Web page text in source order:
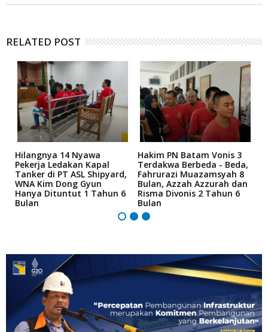
RELATED POST
Hilangnya 14 Nyawa
Pekerja Ledakan Kapal
Tanker di PT ASL Shipyard,
WNA Kim Dong Gyun
Hanya Dituntut 1 Tahun 6
Bulan
Hakim PN Batam Vonis 3
Terdakwa Berbeda - Beda,
Fahrurazi Muazamsyah 8
Bulan, Azzah Azzurah dan
Risma Divonis 2 Tahun 6
Bulan